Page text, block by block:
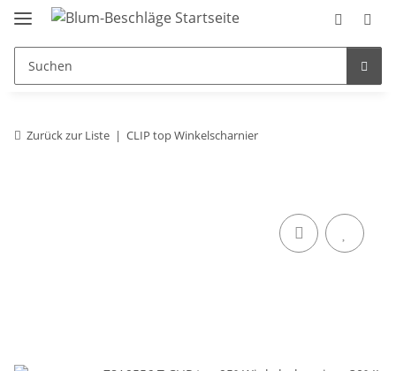
Zurück zur Liste CLIP top Winkelscharnier